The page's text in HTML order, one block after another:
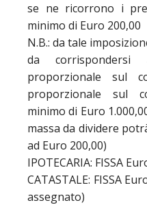
se ne ricorrono i
minimo di Euro 200,00
N.B.: da tale
da
proporzionale sul
proporzionale sul
minimo di Euro
massa da dividere
ad Euro 200,00)
IPOTECARIA: FISSA
CATASTALE: FISSA
assegnato)